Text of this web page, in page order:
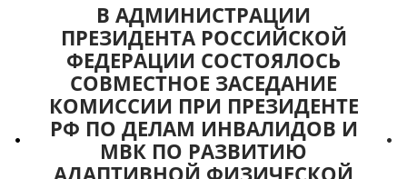
В АДМИНИСТРАЦИИ
ПРЕЗИДЕНТА РОССИЙСКОЙ
ФЕДЕРАЦИИ СОСТОЯЛОСЬ
СОВМЕСТНОЕ ЗАСЕДАНИЕ
КОМИССИИ ПРИ ПРЕЗИДЕНТЕ
РФ ПО ДЕЛАМ ИНВАЛИДОВ И
МВК ПО РАЗВИТИЮ
АДАПТИВНОЙ ФИЗИЧЕСКОЙ